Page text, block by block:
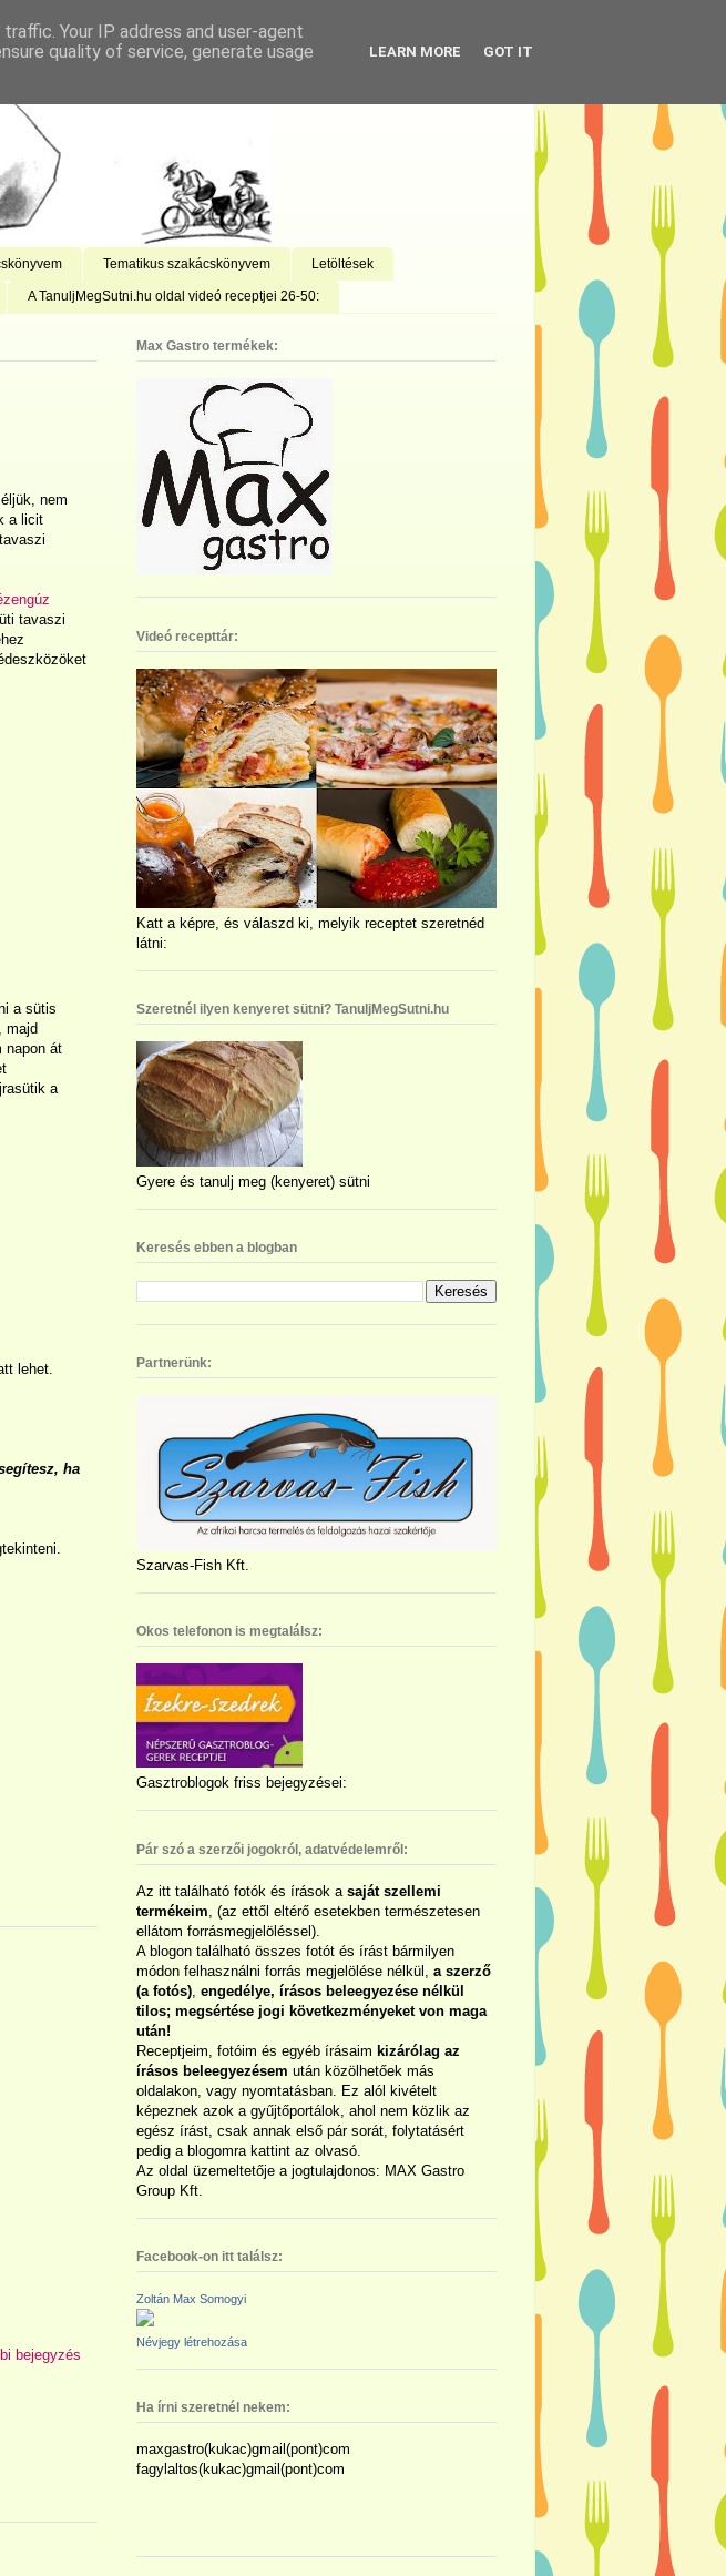
Tematikus szakácskönyvem Letöltések
A TanuljMegSutni.hu oldal videó receptjei 26-50:
nem
a licit
tavaszi
a sütis
majd
napon át
a
lehet.
ha
bejegyzés
Max Gastro termékek:
Videó recepttár:
Katt a képre, és válaszd ki, melyik receptet szeretnéd
látni:
Szeretnél ilyen kenyeret sütni? TanuljMegSutni.hu
Gyere és tanulj meg (kenyeret) sütni
Keresés ebben a blogban
Partnerünk:
Szarvas-Fish Kft.
Okos telefonon is megtalálsz:
Gasztroblogok friss bejegyzései:
Pár szó a szerzői jogokról, adatvédelemről:
Az itt található fotók és írások a saját szellemi
termékeim , (az ettől eltérő esetekben természetesen
ellátom forrásmegjelöléssel).
A blogon található összes fotót és írást bármilyen
módon felhasználni forrás megjelölése nélkül, a szerző
(a fotós) engedélye, írásos beleegyezése nélkül
tilos; megsértése jogi következményeket von maga
után!
Receptjeim, fotóim és egyéb írásaim kizárólag az
írásos beleegyezésem után közölhetőek más
oldalakon, vagy nyomtatásban. Ez alól kivételt
képeznek azok a gyűjtőportálok, ahol nem közlik az
egész írást, csak annak első pár sorát, folytatásért
pedig a blogomra kattint az olvasó.
Az oldal üzemeltetője a jogtulajdonos: MAX Gastro
Group Kft.
Facebook-on itt találsz:
Zoltán Max Somogyi
Névjegy létrehozása
Ha írni szeretnél nekem:
maxgastro(kukac)gmail(pont)com
fagylaltos(kukac)gmail(pont)com
Your IP address and user-agent
quality of service, generate usage
LEARN MORE GOT IT